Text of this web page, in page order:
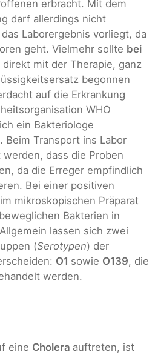
erbracht. Mit dem
darf allerdings nicht
Laborergebnis vorliegt, da
geht. Vielmehr sollte bei
direkt mit der Therapie, ganz
begonnen
auf die Erkrankung
WHO
ein Bakteriologe
Beim Transport ins Labor
dass die Proben
da die Erreger empfindlich
Bei einer positiven
mikroskopischen Präparat
Bakterien in
lassen sich zwei
(Serotypen) der
O1 sowie O139, die
werden.
eine Cholera auftreten, ist